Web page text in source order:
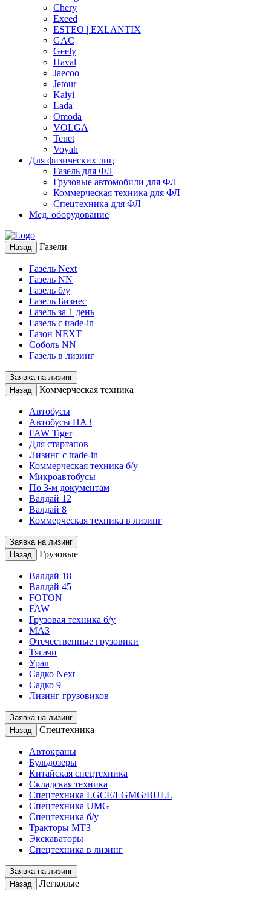
Chery
Exeed
ESTEO | EXLANTIX
GAC
Geely
Haval
Jaecoo
Jetour
Kaiyi
Lada
Omoda
VOLGA
Tenet
Voyah
Для физических лиц
Газель для ФЛ
Грузовые автомобили для ФЛ
Коммерческая техника для ФЛ
Спецтехника для ФЛ
Мед. оборудование
Назад Газели
Газель Next
Газель NN
Газель б/у
Газель Бизнес
Газель за 1 день
Газель с trade-in
Газон NEXT
Соболь NN
Газель в лизинг
Заявка на лизинг
Назад
Коммерческая техника
Автобусы
Автобусы ПАЗ
FAW Tiger
Для стартапов
Лизинг с trade-in
Коммерческая техника б/у
Микроавтобусы
По 3-м документам
Валдай 12
Валдай 8
Коммерческая техника в лизинг
Заявка на лизинг
Назад
Грузовые
Валдай 18
Валдай 45
FOTON
FAW
Грузовая техника б/у
МАЗ
Отечественные грузовики
Тягачи
Урал
Садко Next
Садко 9
Лизинг грузовиков
Заявка на лизинг
Назад
Спецтехника
Автокраны
Бульдозеры
Китайская спецтехника
Складская техника
Спецтехника LGCE/LGMG/BULL
Спецтехника UMG
Спецтехника б/у
Тракторы МТЗ
Экскаваторы
Спецтехника в лизинг
Заявка на лизинг
Назад
Легковые